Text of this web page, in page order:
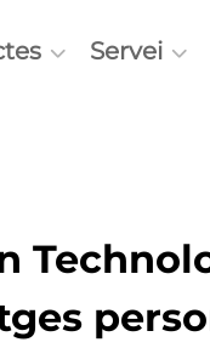
Servei